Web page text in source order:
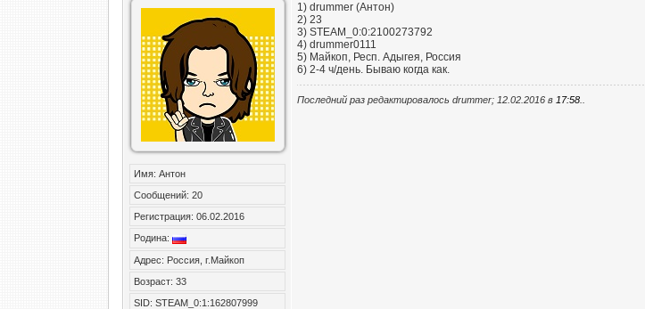
Имя: Антон
Сообщений: 20
Регистрация: 06.02.2016
Родина:
Адрес: Россия, г.Майкоп
Возраст: 33
SID: STEAM_0:1:162807999
1) drummer (Антон)
2) 23
3) STEAM_0:0:2100273792
4) drummer0111
5) Майкоп, Респ. Адыгея, Россия
6) 2-4 ч/день. Бываю когда как.
Последний раз редактировалось drummer; 12.02.2016 в 17:58